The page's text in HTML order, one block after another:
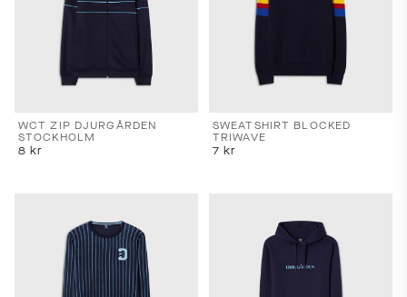
WCT ZIP DJURGÅRDEN
STOCKHOLM
8 kr
SWEATSHIRT BLOCKED
TRIWAVE
7 kr